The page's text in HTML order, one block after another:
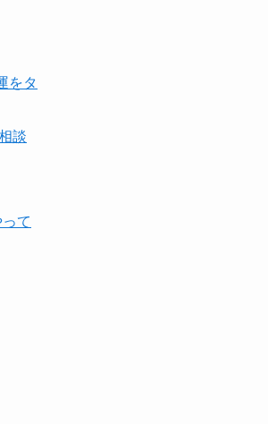
をタ
談
て